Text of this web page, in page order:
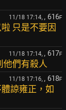
11/18 17:14, , 616F
只是不要因
11/18 17:14, , 617F
他們有殺人
11/18 17:16, , 618F
諒雍正，如